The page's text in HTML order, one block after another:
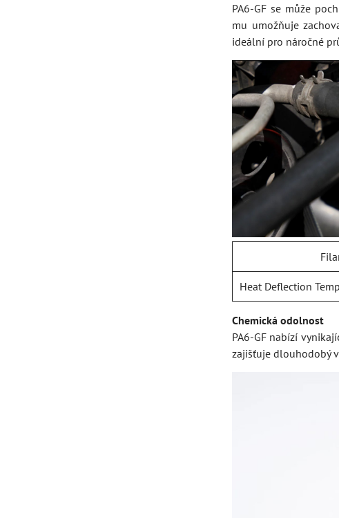
PA6-GF se může
mu umožňuje
ideální pro náročné
Heat Deflection
Chemická odolnost
PA6-GF nabízí
zajišťuje dlouhodobý